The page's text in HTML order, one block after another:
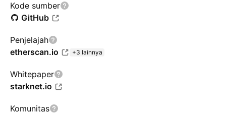
Kode sumber
GitHub
Penjelajah
etherscan.io
+3 lainnya
Whitepaper
starknet.io
Komunitas